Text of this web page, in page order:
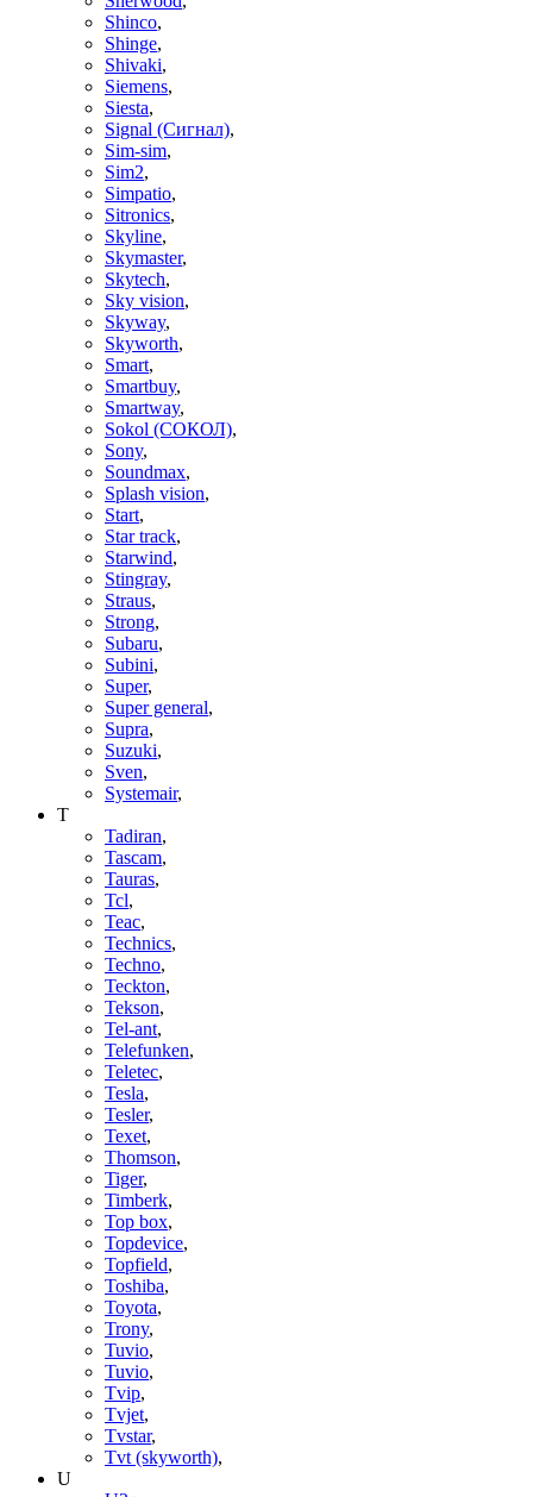
Shinco,
Shinge,
Shivaki,
Siemens,
Siesta,
Signal (Сигнал),
Sim-sim,
Sim2,
Simpatio,
Sitronics,
Skyline,
Skymaster,
Skytech,
Sky vision,
Skyway,
Skyworth,
Smart,
Smartbuy,
Smartway,
Sokol (СОКОЛ),
Sony,
Soundmax,
Splash vision,
Start,
Star track,
Starwind,
Stingray,
Straus,
Strong,
Subaru,
Subini,
Super,
Super general,
Supra,
Suzuki,
Sven,
Systemair,
T
Tadiran,
Tascam,
Tauras,
Tcl,
Teac,
Technics,
Techno,
Teckton,
Tekson,
Tel-ant,
Telefunken,
Teletec,
Tesla,
Tesler,
Texet,
Thomson,
Tiger,
Timberk,
Top box,
Topdevice,
Topfield,
Toshiba,
Toyota,
Trony,
Tuvio,
Tuvio,
Tvip,
Tvjet,
Tvstar,
Tvt (skyworth),
U